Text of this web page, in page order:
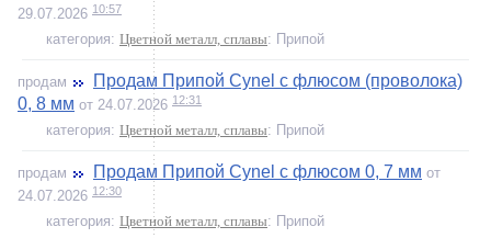
29.07.2026 10:57
категория: Цветной металл, сплавы: Припой
продам
Продам Припой Cynel с флюсом (проволока)
0, 8 мм от 24.07.2026 12:31
категория: Цветной металл, сплавы: Припой
продам Продам Припой Cynel с флюсом 0, 7 мм от
24.07.2026 12:30
категория: Цветной металл, сплавы: Припой